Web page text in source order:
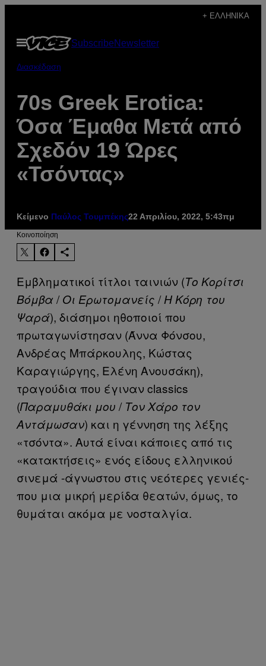
περιεχόμενο
+ ΕΛΛΗΝΙΚΆ
Ανοίξτε
το
SubscribeNewsletter
Διασκέδαση
70s Greek Erotica:
Όσα Έμαθα Μετά από
Σχεδόν 19 Ώρες
«Τσόντας»
Κείμενο Παύλος Τουμπέκης22 Απριλίου, 2022, 5:43πμ
Kοινοποίηση
Εμβληματικοί τίτλοι ταινιών (Το Κορίτσι
Βόμβα/Οι Ερωτομανείς /Η Κόρη του
Ψαρά), διάσημοι ηθοποιοί που
πρωταγωνίστησαν (Άννα Φόνσου,
Ανδρέας Μπάρκουλης, Κώστας
Καραγιώργης, Ελένη Ανουσάκη),
τραγούδια που έγιναν classics
(Παραμυθάκι μου / Τον Χάρο τον
Αντάμωσαν) και η γέννηση της λέξης
«τσόντα». Αυτά είναι κάποιες από τις
«κατακτήσεις» ενός είδους ελληνικού
σινεμά -άγνωστου στις νεότερες γενιές-
που μια μικρή μερίδα θεατών, όμως, το
θυμάται ακόμα με νοσταλγία.